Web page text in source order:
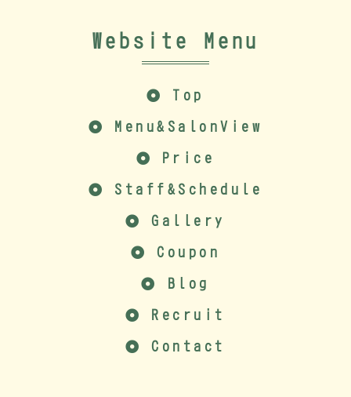
Website Menu
Top
Menu&SalonView
Price
Staff&Schedule
Gallery
Coupon
Blog
Recruit
Contact